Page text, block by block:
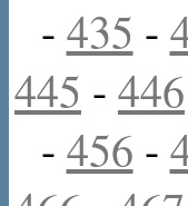
- 435 -
445 - 446
- 456 -